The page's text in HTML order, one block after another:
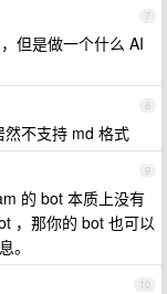
7
但是做一个什么 AI
8
不支持 md 格式
9
的 bot 本质上没有
，那你的 bot 也可以
。
10